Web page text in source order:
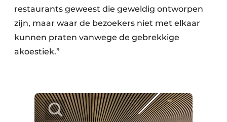
Veiligheid & Opleiding
Zonwering
restaurants geweest die geweldig ontworpen
zijn, maar waar de bezoekers niet met elkaar
kunnen praten vanwege de gebrekkige
akoestiek.”